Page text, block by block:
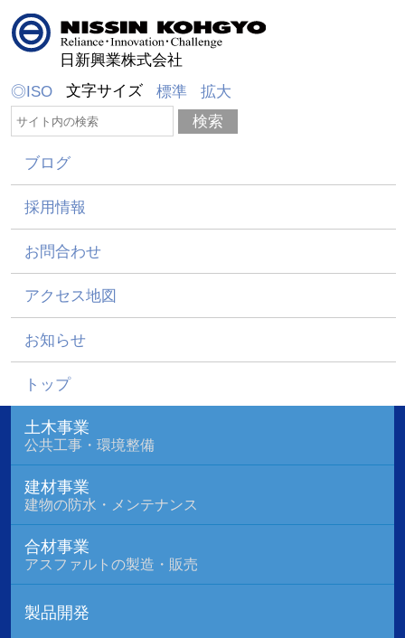
日新興業株式会社
◎ISO
文字サイズ 標準 拡大
ブログ
採用情報
お問合わせ
アクセス地図
お知らせ
トップ
土木事業
公共工事・環境整備
建材事業
建物の防水・メンテナンス
合材事業
アスファルトの製造・販売
製品開発